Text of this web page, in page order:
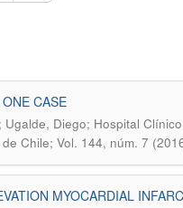
CASE
Diego; Hospital
Chile; Vol. 144, núm. 7
MYOCARDIAL